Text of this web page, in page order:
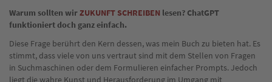
Warum sollten wirZUKUNFT SCHREIBEN lesen? ChatGPT
funktioniert doch ganz einfach.
Diese Frage berührt den Kern dessen, was mein Buch zu bieten hat. Es
stimmt, dass viele von uns vertraut sind mit dem Stellen von Fragen
in Suchmaschinen oder dem Formulieren einfacher Prompts. Jedoch
liegt die wahre Kunst und Herausforderung im Umgang mit